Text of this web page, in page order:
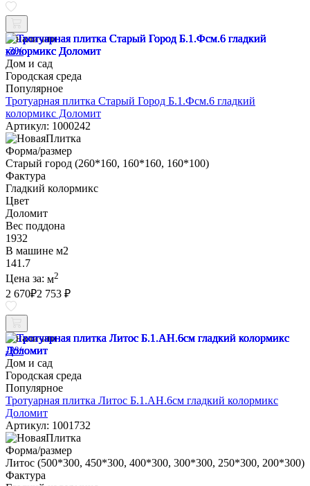
В наличии
-3%
Дом и сад
Городская среда
Популярное
Тротуарная плитка Старый Город Б.1.Фсм.6 гладкий
колормикс Доломит
Артикул: 1000242
Форма/размер
Старый город (260*160, 160*160, 160*100)
Фактура
Гладкий колормикс
Цвет
Доломит
Вес поддона
1932
В машине м2
141.7
Цена за: м2
2 670₽2 753 ₽
В наличии
-3%
Дом и сад
Городская среда
Популярное
Тротуарная плитка Литос Б.1.АН.6см гладкий колормикс
Доломит
Артикул: 1001732
Форма/размер
Литос (500*300, 450*300, 400*300, 300*300, 250*300, 200*300)
Фактура